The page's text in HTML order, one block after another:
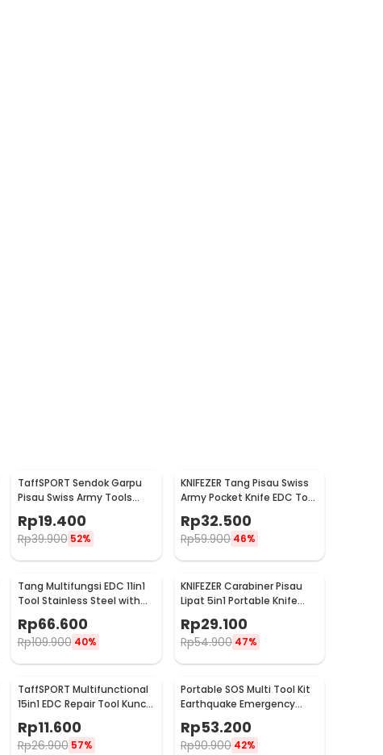
TaffSPORT Sendok Garpu
Pisau Swiss Army Tools
Rp19.400
Rp39.900 52%
KNIFEZER Tang Pisau Swiss
Army Pocket Knife EDC Tool
Stainless Steel - A3009
Rp32.500
Rp59.900 46%
Tang Multifungsi EDC 11in1
Tool Stainless Steel with
Lock System - MPA01
Rp66.600
Rp109.900 40%
KNIFEZER Carabiner Pisau
Lipat 5in1 Portable Knife
Rp29.100
Rp54.900 47%
TaffSPORT Multifunctional
15in1 EDC Repair Tool Kunci
Pas Hex Obeng - HW0668
Rp11.600
Rp26.900 57%
Portable SOS Multi Tool Kit
Earthquake Emergency
Outdoor Survival - JT21
Rp53.200
Rp90.900 42%